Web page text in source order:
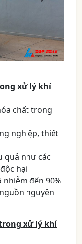
xử lý khí
chất trong
nghiệp, thiết
quả như các
hại
đến 90%
nguyên
xử lý khí